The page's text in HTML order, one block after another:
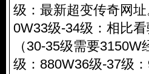
级：最新超变传奇网
0W33级-34级：相比
（30-35级需要
级：880W36级-37级